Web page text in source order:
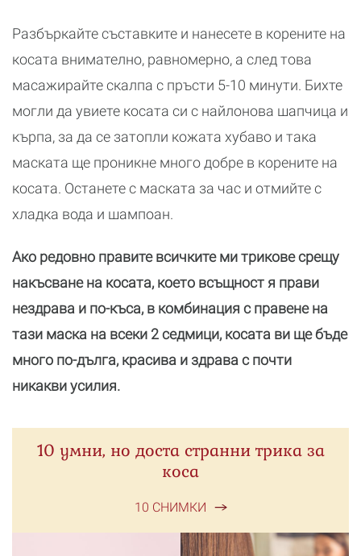
Разбъркайте съставките и нанесете в корените на
косата внимателно, равномерно, а след това
масажирайте скалпа с пръсти 5-10 минути. Бихте
могли да увиете косата си с найлонова шапчица и
кърпа, за да се затопли кожата хубаво и така
маската ще проникне много добре в корените на
косата. Останете с маската за час и отмийте с
хладка вода и шампоан.
Ако редовно правите всичките ми трикове срещу
накъсване на косата, което всъщност я прави
нездрава и по-къса, в комбинация с правене на
тази маска на всеки 2 седмици, косата ви ще бъде
много по-дълга, красива и здрава с почти
никакви усилия.
10 умни, но доста странни трика за
коса
10 СНИМКИ